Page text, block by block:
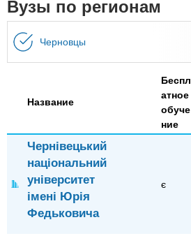
n
t
s
.
i
n
х
в
й
За рубежом
Вузы по регионам
Черновцы
Название
Беспл
атное
обуче
ние
Чернівецький
національний
університет
імені Юрія
Федьковича
є